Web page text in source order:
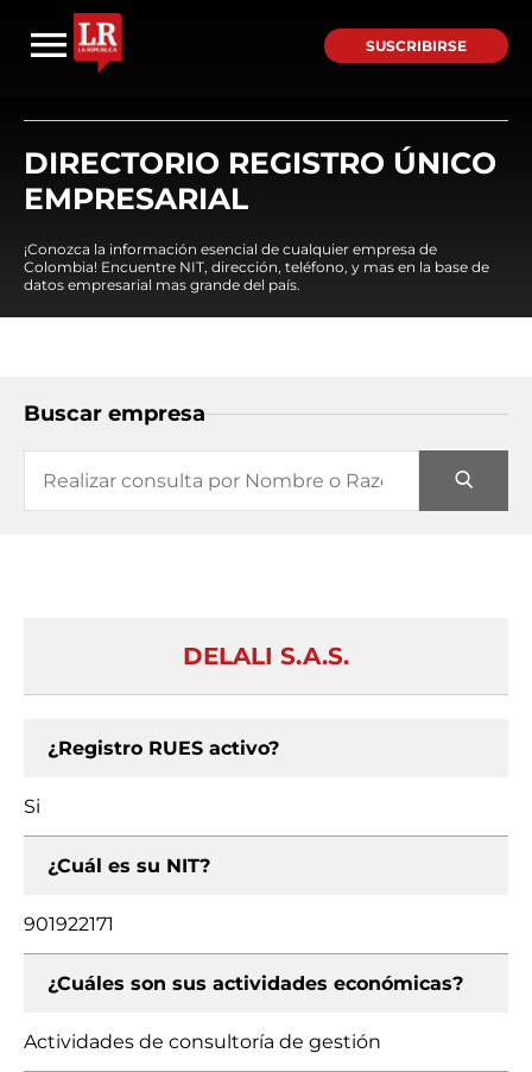
SUSCRIBIRSE
DIRECTORIO REGISTRO ÚNICO
EMPRESARIAL
¡Conozca la información esencial de cualquier empresa de
Colombia! Encuentre NIT, dirección, teléfono, y mas en la base de
datos empresarial mas grande del país.
Buscar empresa
DELALI S.A.S.
¿Registro RUES activo?
Si
¿Cuál es su NIT?
901922171
¿Cuáles son sus actividades económicas?
Actividades de consultoría de gestión